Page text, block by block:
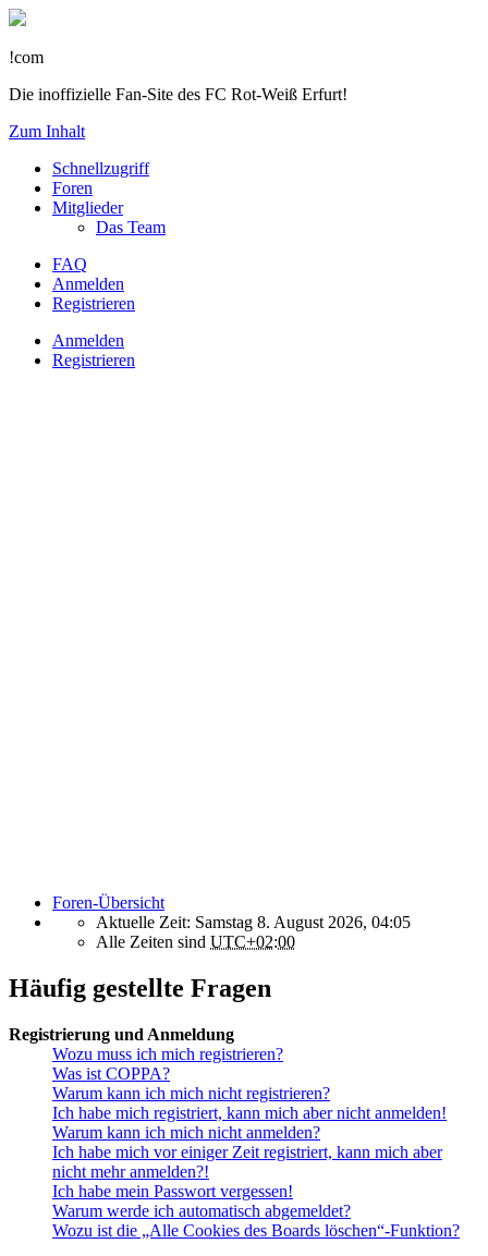
!com
Die inoffizielle Fan-Site des FC Rot-Weiß Erfurt!
Zum Inhalt
Schnellzugriff
Foren
Mitglieder
Das Team
FAQ
Anmelden
Registrieren
Anmelden
Registrieren
Foren-Übersicht
Aktuelle Zeit: Samstag 8. August 2026, 04:05
Alle Zeiten sind UTC+02:00
Häufig gestellte Fragen
Registrierung und Anmeldung
Wozu muss ich mich registrieren?
Was ist COPPA?
Warum kann ich mich nicht registrieren?
Ich habe mich registriert, kann mich aber nicht anmelden!
Warum kann ich mich nicht anmelden?
Ich habe mich vor einiger Zeit registriert, kann mich aber
nicht mehr anmelden?!
Ich habe mein Passwort vergessen!
Warum werde ich automatisch abgemeldet?
Wozu ist die „Alle Cookies des Boards löschen“-Funktion?